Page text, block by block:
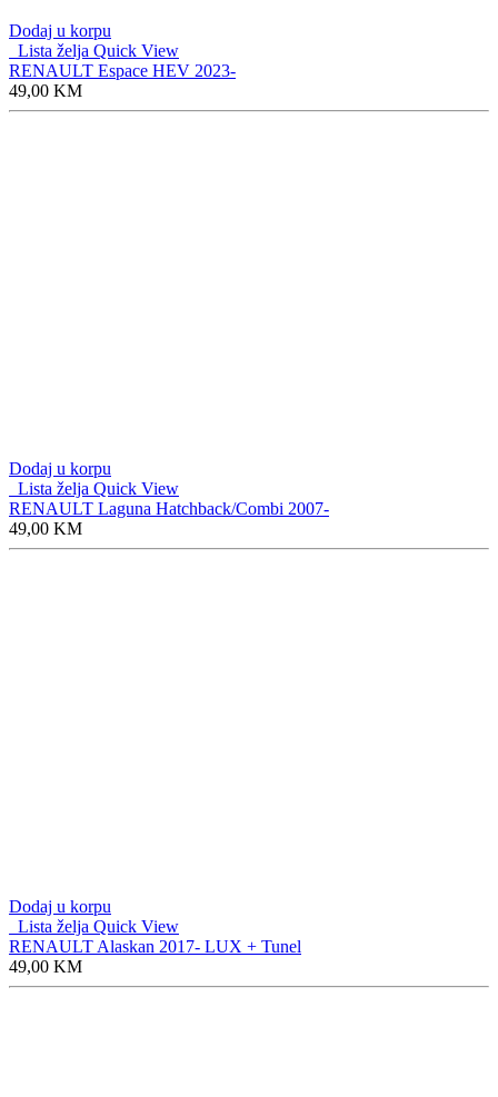
Dodaj u korpu
Lista želja Quick View
RENAULT Espace HEV 2023-
49,00 KM
Dodaj u korpu
Lista želja Quick View
RENAULT Laguna Hatchback/Combi 2007-
49,00 KM
Dodaj u korpu
Lista želja Quick View
RENAULT Alaskan 2017- LUX + Tunel
49,00 KM